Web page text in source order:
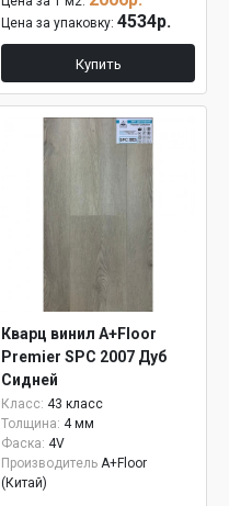
Цена за упаковку: 4534р.
Купить
Кварц винил A+Floor
Premier SPC 2007 Дуб
Сидней
Класс: 43 класс
Толщина: 4 мм
Фаска: 4V
Производитель A+Floor
(Китай)